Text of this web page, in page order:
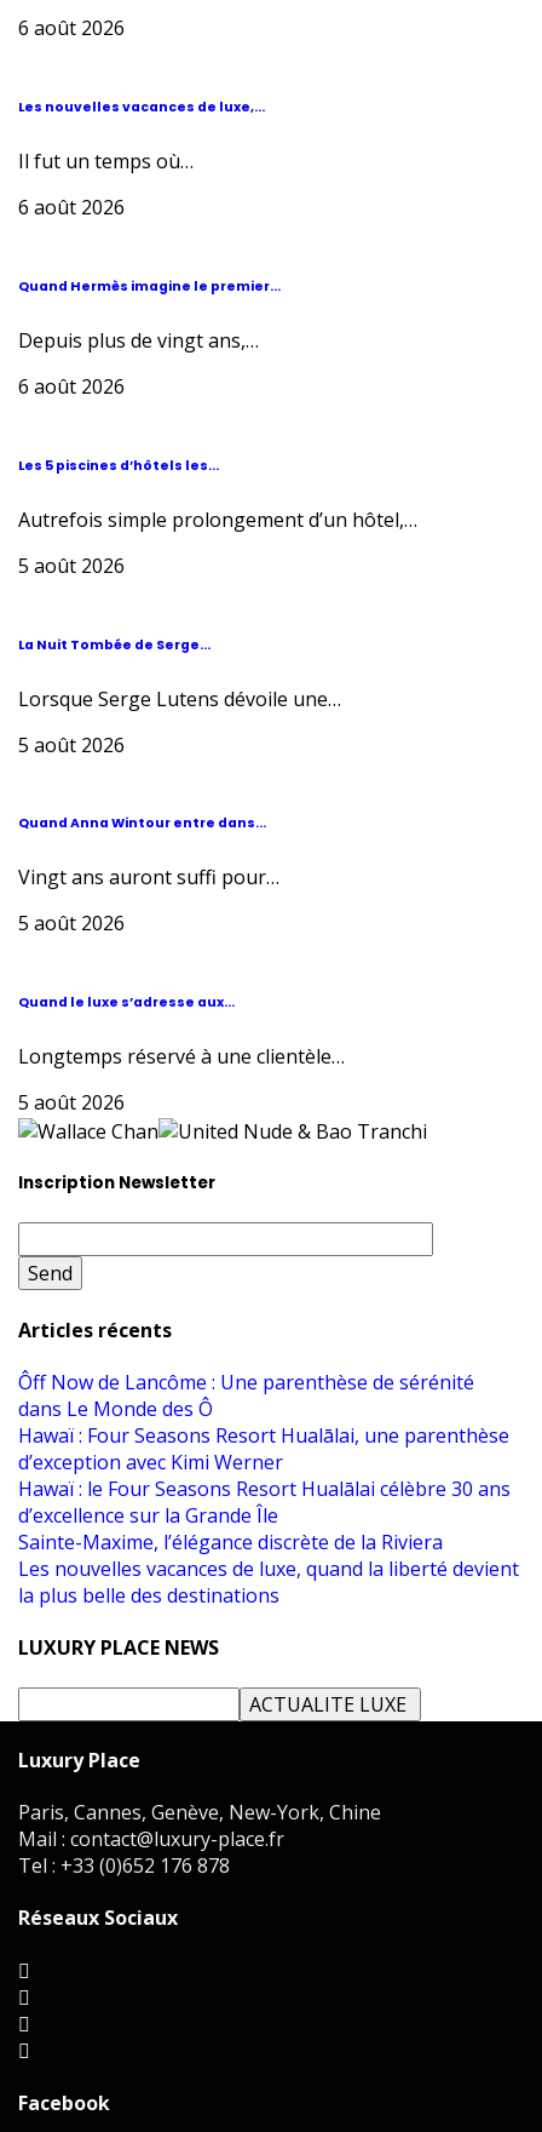
6 août 2026
Les nouvelles vacances de luxe,...
Il fut un temps où…
6 août 2026
Quand Hermès imagine le premier...
Depuis plus de vingt ans,…
6 août 2026
Les 5 piscines d’hôtels les...
Autrefois simple prolongement d’un hôtel,…
5 août 2026
La Nuit Tombée de Serge...
Lorsque Serge Lutens dévoile une…
5 août 2026
Quand Anna Wintour entre dans...
Vingt ans auront suffi pour…
5 août 2026
Quand le luxe s’adresse aux...
Longtemps réservé à une clientèle…
5 août 2026
Inscription Newsletter
Articles récents
Ôff Now de Lancôme : Une parenthèse de sérénité
dans Le Monde des Ô
Hawaï : Four Seasons Resort Hualālai, une parenthèse
d’exception avec Kimi Werner
Hawaï : le Four Seasons Resort Hualālai célèbre 30 ans
d’excellence sur la Grande Île
Sainte-Maxime, l’élégance discrète de la Riviera
Les nouvelles vacances de luxe, quand la liberté devient
la plus belle des destinations
LUXURY PLACE NEWS
Luxury Place
Paris, Cannes, Genève, New-York, Chine
Mail : contact@luxury-place.fr
Tel : +33 (0)652 176 878
Réseaux Sociaux
Facebook